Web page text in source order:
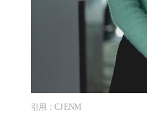
引用：CJ ENM